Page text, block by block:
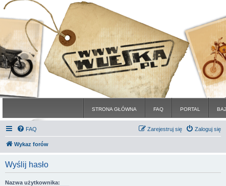
STRONA GŁÓWNA FAQ PORTAL
FAQ Zaloguj się
Zarejestruj się
Wykaz forów
Wyślij hasło
Nazwa użytkownika: